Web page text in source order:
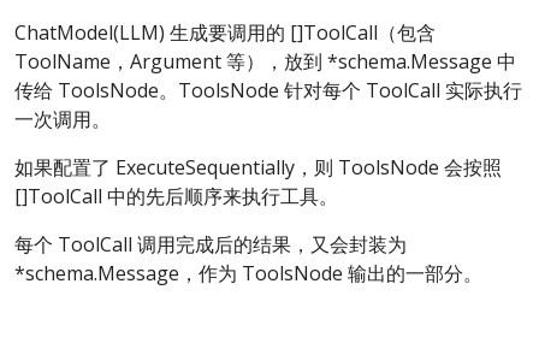
ChatModel(LLM) 生成要调用的 []ToolCall（包含
ToolName，Argument 等），放到 *schema.Message 中
传给 ToolsNode。ToolsNode 针对每个 ToolCall 实际执行
一次调用。
如果配置了 ExecuteSequentially，则 ToolsNode 会按照
[]ToolCall 中的先后顺序来执行工具。
每个 ToolCall 调用完成后的结果，又会封装为
*schema.Message，作为 ToolsNode 输出的一部分。